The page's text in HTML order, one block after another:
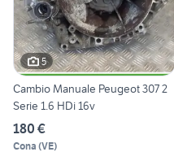
5
Cambio Manuale Peugeot 307 2
Serie 1.6 HDi 16v
180 €
Cona (VE)